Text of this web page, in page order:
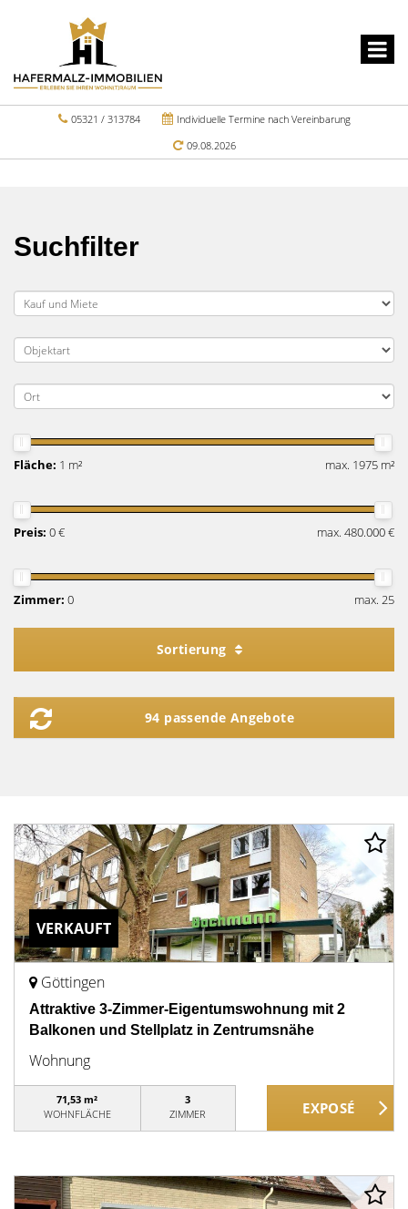
05321 / 313784
Individuelle Termine nach Vereinbarung
09.08.2026
Suchfilter
Fläche: 1 m² max. 1975 m²
Preis: 0 € max. 480.000 €
Zimmer: 0 max. 25
Sortierung
94 passende Angebote
VERKAUFT
Göttingen
Attraktive 3-Zimmer-Eigentumswohnung mit 2
Balkonen und Stellplatz in Zentrumsnähe
Wohnung
71,53 m²
WOHNFLÄCHE
3
ZIMMER